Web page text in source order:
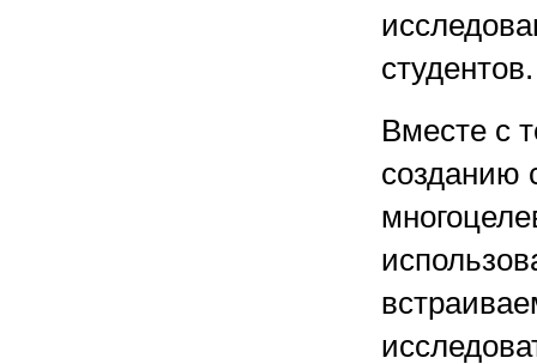
студентов.
Вместе с
созданию